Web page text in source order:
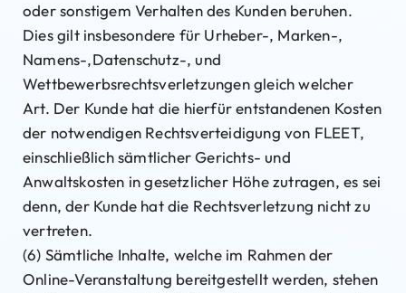
oder sonstigem Verhalten des Kunden beruhen.
Dies gilt insbesondere für Urheber-, Marken-,
Namens-,Datenschutz-, und
Wettbewerbsrechtsverletzungen gleich welcher
Art. Der Kunde hat die hierfür entstandenen Kosten
der notwendigen Rechtsverteidigung von FLEET,
einschließlich sämtlicher Gerichts- und
Anwaltskosten in gesetzlicher Höhe zutragen, es sei
denn, der Kunde hat die Rechtsverletzung nicht zu
vertreten.
(6) Sämtliche Inhalte, welche im Rahmen der
Online-Veranstaltung bereitgestellt werden, stehen